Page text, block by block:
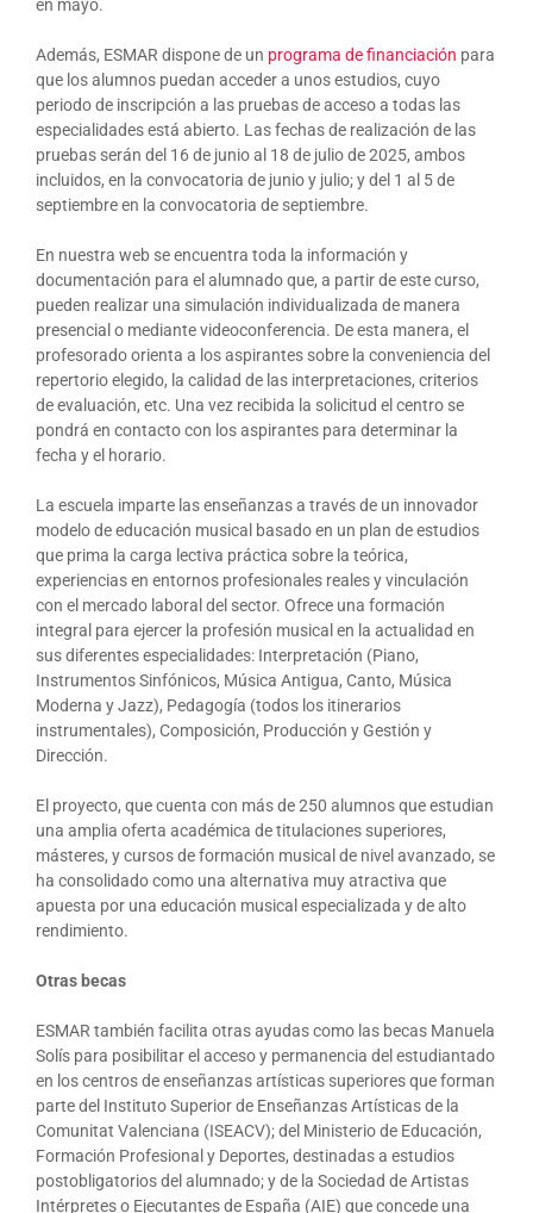
en mayo.
Además, ESMAR dispone de un programa de financiación para
que los alumnos puedan acceder a unos estudios, cuyo
periodo de inscripción a las pruebas de acceso a todas las
especialidades está abierto. Las fechas de realización de las
pruebas serán del 16 de junio al 18 de julio de 2025, ambos
incluidos, en la convocatoria de junio y julio; y del 1 al 5 de
septiembre en la convocatoria de septiembre.
En nuestra web se encuentra toda la información y
documentación para el alumnado que, a partir de este curso,
pueden realizar una simulación individualizada de manera
presencial o mediante videoconferencia. De esta manera, el
profesorado orienta a los aspirantes sobre la conveniencia del
repertorio elegido, la calidad de las interpretaciones, criterios
de evaluación, etc. Una vez recibida la solicitud el centro se
pondrá en contacto con los aspirantes para determinar la
fecha y el horario.
La escuela imparte las enseñanzas a través de un innovador
modelo de educación musical basado en un plan de estudios
que prima la carga lectiva práctica sobre la teórica,
experiencias en entornos profesionales reales y vinculación
con el mercado laboral del sector. Ofrece una formación
integral para ejercer la profesión musical en la actualidad en
sus diferentes especialidades: Interpretación (Piano,
Instrumentos Sinfónicos, Música Antigua, Canto, Música
Moderna y Jazz), Pedagogía (todos los itinerarios
instrumentales), Composición, Producción y Gestión y
Dirección.
El proyecto, que cuenta con más de 250 alumnos que estudian
una amplia oferta académica de titulaciones superiores,
másteres, y cursos de formación musical de nivel avanzado, se
ha consolidado como una alternativa muy atractiva que
apuesta por una educación musical especializada y de alto
rendimiento.
Otras becas
ESMAR también facilita otras ayudas como las becas Manuela
Solís para posibilitar el acceso y permanencia del estudiantado
en los centros de enseñanzas artísticas superiores que forman
parte del Instituto Superior de Enseñanzas Artísticas de la
Comunitat Valenciana (ISEACV); del Ministerio de Educación,
Formación Profesional y Deportes, destinadas a estudios
postobligatorios del alumnado; y de la Sociedad de Artistas
Intérpretes o Ejecutantes de España (AIE) que concede una